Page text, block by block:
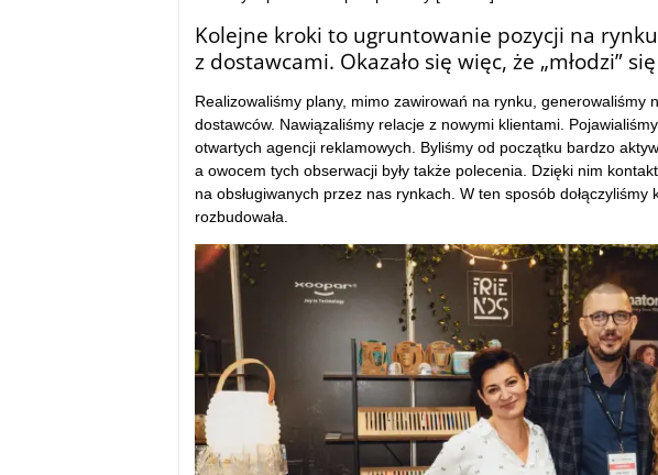
Kolejne kroki to ugruntowanie pozycji na
z dostawcami. Okazało się więc, że „młodzi”
Realizowaliśmy plany, mimo zawirowań na rynku, generowaliśmy
dostawców. Nawiązaliśmy relacje z nowymi klientami.
otwartych agencji reklamowych. Byliśmy od początku bardzo
a owocem tych obserwacji były także polecenia. Dzięki nim
na obsługiwanych przez nas rynkach. W ten sposób
rozbudowała.